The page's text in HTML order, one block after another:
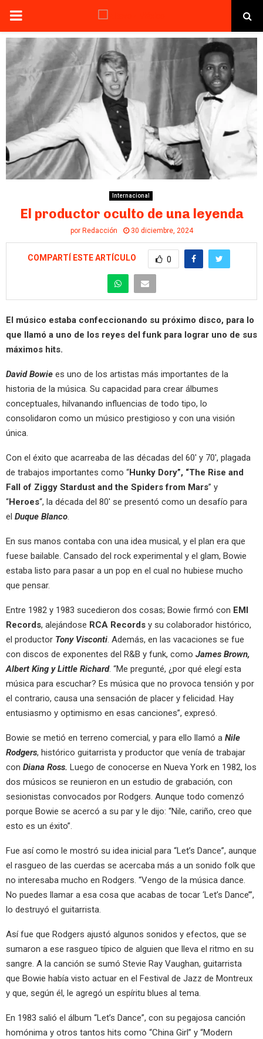
PRIMARY
MENU
Internacional
El productor oculto de una leyenda
por Redacción 30 diciembre, 2024
COMPARTÍ ESTE ARTÍCULO 0
El músico estaba confeccionando su próximo disco, para lo
que llamó a uno de los reyes del funk para lograr uno de sus
máximos hits.
David Bowie es uno de los artistas más importantes de la
historia de la música. Su capacidad para crear álbumes
conceptuales, hilvanando influencias de todo tipo, lo
consolidaron como un músico prestigioso y con una visión
única.
Con el éxito que acarreaba de las décadas del 60′ y 70′, plagada
de trabajos importantes como “Hunky Dory”, “The Rise and
Fall of Ziggy Stardust and the Spiders from Mars” y
“Heroes“, la década del 80′ se presentó como un desafío para
el Duque Blanco.
En sus manos contaba con una idea musical, y el plan era que
fuese bailable. Cansado del rock experimental y el glam, Bowie
estaba listo para pasar a un pop en el cual no hubiese mucho
que pensar.
Entre 1982 y 1983 sucedieron dos cosas; Bowie firmó con EMI
Records, alejándose RCA Records y su colaborador histórico,
el productor Tony Visconti. Además, en las vacaciones se fue
con discos de exponentes del R&B y funk, como James Brown,
Albert King y Little Richard. “Me pregunté, ¿por qué elegí esta
música para escuchar? Es música que no provoca tensión y por
el contrario, causa una sensación de placer y felicidad. Hay
entusiasmo y optimismo en esas canciones”, expresó.
Bowie se metió en terreno comercial, y para ello llamó a Nile
Rodgers, histórico guitarrista y productor que venía de trabajar
con Diana Ross. Luego de conocerse en Nueva York en 1982, los
dos músicos se reunieron en un estudio de grabación, con
sesionistas convocados por Rodgers. Aunque todo comenzó
porque Bowie se acercó a su par y le dijo: “Nile, cariño, creo que
esto es un éxito”.
Fue así como le mostró su idea inicial para “Let’s Dance”, aunque
el rasgueo de las cuerdas se acercaba más a un sonido folk que
no interesaba mucho en Rodgers. “Vengo de la música dance.
No puedes llamar a esa cosa que acabas de tocar ‘Let’s Dance’”,
lo destruyó el guitarrista.
Así fue que Rodgers ajustó algunos sonidos y efectos, que se
sumaron a ese rasgueo típico de alguien que lleva el ritmo en su
sangre. A la canción se sumó Stevie Ray Vaughan, guitarrista
que Bowie había visto actuar en el Festival de Jazz de Montreux
y que, según él, le agregó un espíritu blues al tema.
En 1983 salió el álbum “Let’s Dance”, con su pegajosa canción
homónima y otros tantos hits como “China Girl” y “Modern